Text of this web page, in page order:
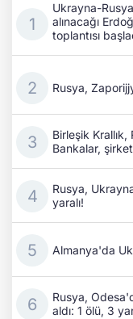
Ukrayna-
alınacağı
toplantısı
Rusya,
Birleşik
Bankalar,
Rusya,
yaralı!
Almanya'da
Rusya,
aldı: 1 ölü, 3